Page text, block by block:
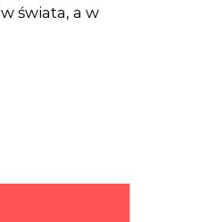
świata, a w